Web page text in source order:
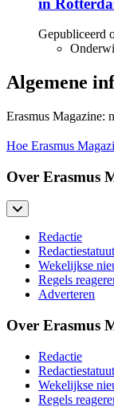
Gepubliceerd
Algemene
Erasmus Magazine:
Hoe Erasmus
Over Erasmus
Redactie
Redactiestatuut
Wekelijkse
Regels
Adverteren
Over Erasmus
Redactie
Redactiestatuut
Wekelijkse
Regels